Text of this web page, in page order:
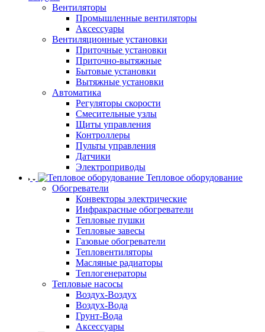
Вентиляторы
Промышленные вентиляторы
Аксессуары
Вентиляционные установки
Приточные установки
Приточно-вытяжные
Бытовые установки
Вытяжные установки
Автоматика
Регуляторы скорости
Смесительные узлы
Щиты управления
Контроллеры
Пульты управления
Датчики
Электроприводы
Тепловое оборудование
Обогреватели
Конвекторы электрические
Инфракрасные обогреватели
Тепловые пушки
Тепловые завесы
Газовые обогреватели
Тепловентиляторы
Масляные радиаторы
Теплогенераторы
Тепловые насосы
Воздух-Воздух
Воздух-Вода
Грунт-Вода
Аксессуары